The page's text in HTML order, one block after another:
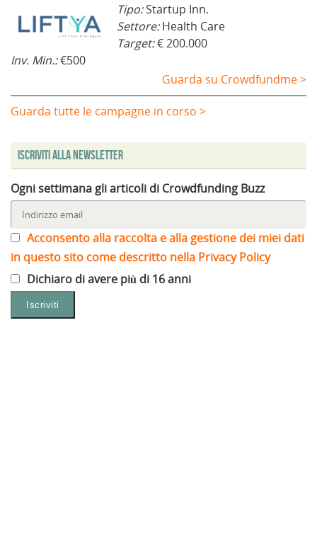
Tipo:Startup Inn.
Settore:Health Care
Target:€ 200.000
Inv. Min.:€500
Guarda su Crowdfundme >
Guarda tutte le campagne in corso >
Iscriviti alla Newsletter
Ogni settimana gli articoli di Crowdfunding Buzz
Acconsento alla raccolta e alla gestione dei miei dati
in questo sito come descritto nella Privacy Policy
Dichiaro di avere più di 16 anni